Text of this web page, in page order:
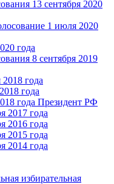
13 сентября 2020
1 июля 2020
года
8 сентября 2019
года
года
года Президент РФ
2017 года
2016 года
2015 года
2014 года
избирательная